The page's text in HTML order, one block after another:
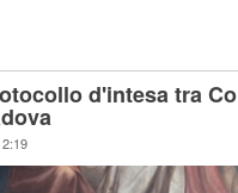
d'intesa tra